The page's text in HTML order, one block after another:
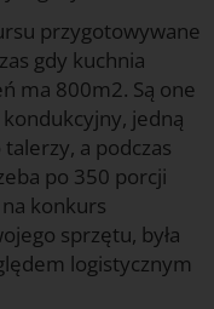
przygotowywane
gdy kuchnia
ma 800m2. Są one
jedną
a podczas
po 350 porcji
konkurs
sprzętu, była
logistycznym